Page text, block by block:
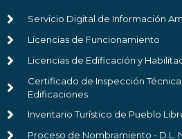
Servicio Digital de Información
Licencias de Funcionamiento
Licencias de Edificación y
Certificado de Inspección
Edificaciones
Inventario Turístico de Pueblo
Proceso de Nombramiento - D.L.